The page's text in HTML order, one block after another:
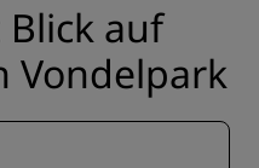
Blick auf
Vondelpark